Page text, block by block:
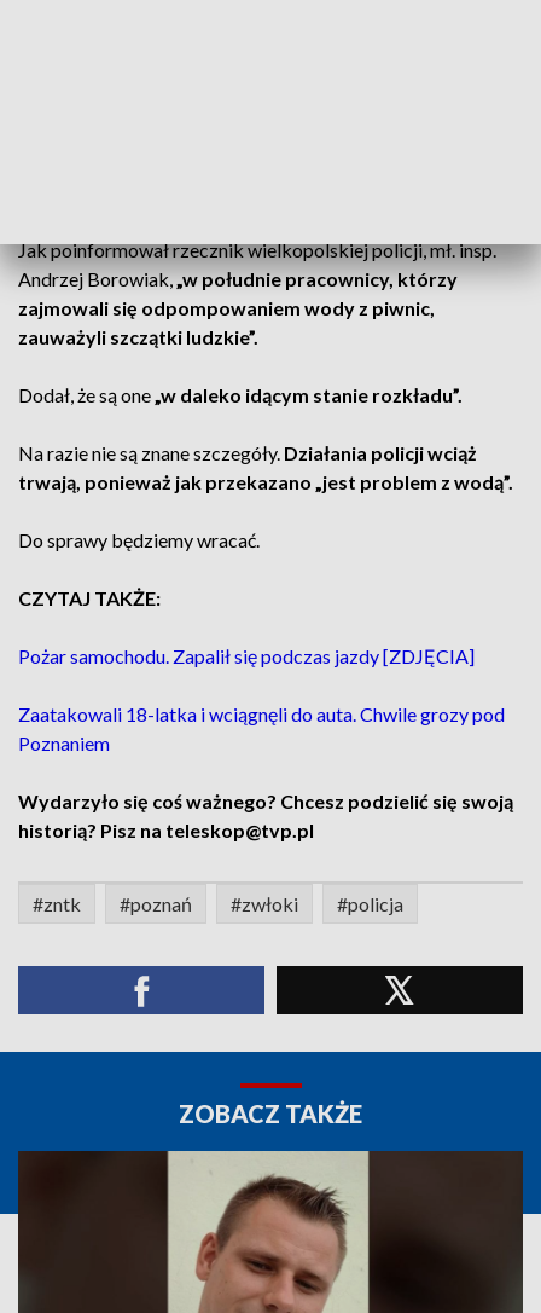
Jak poinformował rzecznik wielkopolskiej policji, mł. insp.
Andrzej Borowiak,„w południe pracownicy, którzy
zajmowali się odpompowaniem wody z piwnic,
zauważyli szczątki ludzkie”.
Dodał, że są one„w daleko idącym stanie rozkładu”.
Na razie nie są znane szczegóły. Działania policji wciąż
trwają, ponieważ jak przekazano „jest problem z wodą”.
Do sprawy będziemy wracać.
CZYTAJ TAKŻE:
Pożar samochodu. Zapalił się podczas jazdy [ZDJĘCIA]
Zaatakowali 18-latka i wciągnęli do auta. Chwile grozy pod
Poznaniem
Wydarzyło się coś ważnego? Chcesz podzielić się swoją
historią? Pisz na teleskop@tvp.pl
#zntk #poznań #zwłoki #policja
ZOBACZ TAKŻE